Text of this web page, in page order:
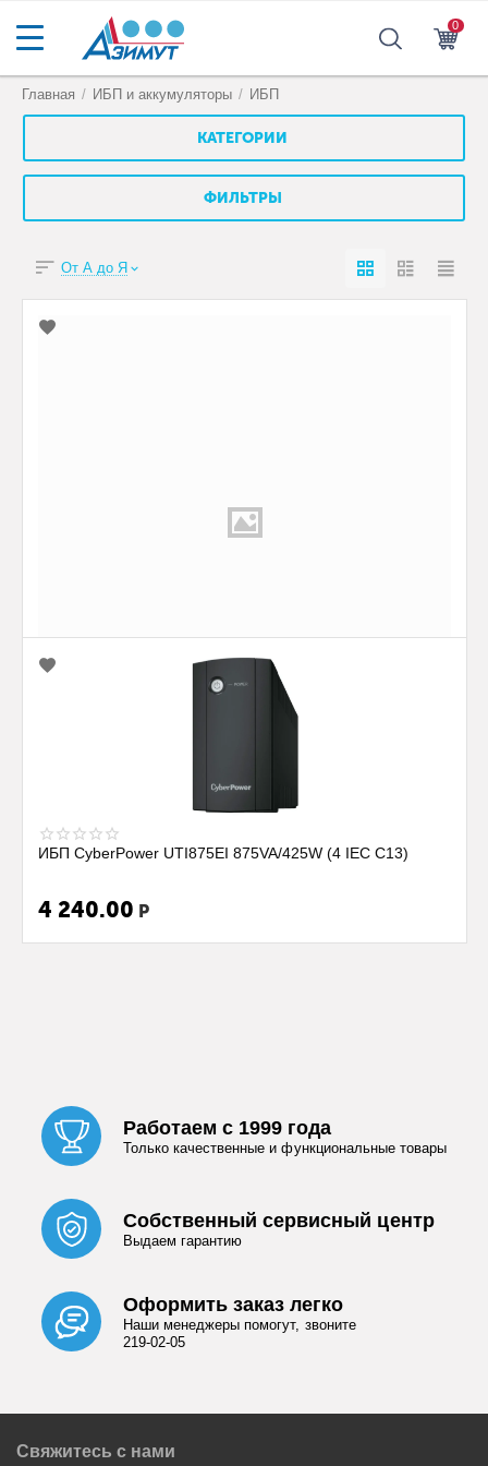
0
Главная / ИБП и аккумуляторы / ИБП
КАТЕГОРИИ
ФИЛЬТРЫ
От А до Я
4 100.00
ИБП CyberPower UTI875EI 875VA/425W (4 IEC С13)
4 240.00 Р
Работаем с 1999 года
Только качественные и функциональные товары
Собственный сервисный центр
Выдаем гарантию
Оформить заказ легко
Наши менеджеры помогут, звоните
219-02-05
Свяжитесь с нами